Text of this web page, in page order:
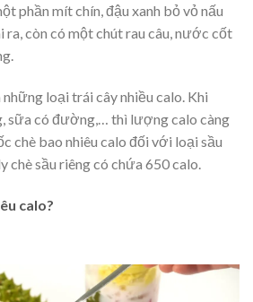
phần mít chín, đậu xanh bỏ vỏ nấu
còn có một chút rau câu, nước cốt
loại trái cây nhiều calo. Khi
sữa có đường,… thì lượng calo càng
chè bao nhiêu calo đối với loại sầu
chè sầu riêng có chứa 650 calo.
calo?